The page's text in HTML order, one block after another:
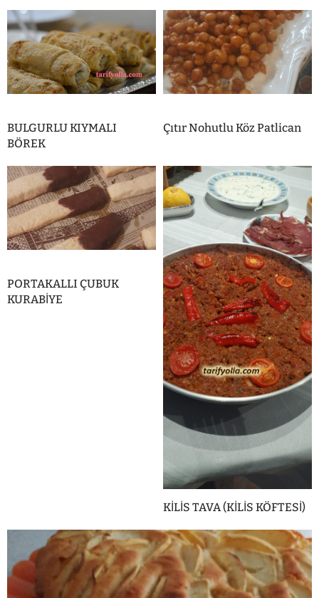
BULGURLU KIYMALI
BÖREK
Çıtır Nohutlu Köz Patlican
PORTAKALLI ÇUBUK
KURABİYE
KİLİS TAVA (KİLİS KÖFTESİ)